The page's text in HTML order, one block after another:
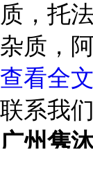
质，托
杂质，
查看全
联系我们
广州隽